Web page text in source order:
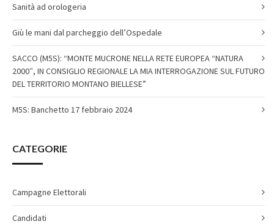
Sanità ad orologeria
Giù le mani dal parcheggio dell’Ospedale
SACCO (M5S): “MONTE MUCRONE NELLA RETE EUROPEA “NATURA
2000″, IN CONSIGLIO REGIONALE LA MIA INTERROGAZIONE SUL FUTURO
DEL TERRITORIO MONTANO BIELLESE”
M5S: Banchetto 17 febbraio 2024
CATEGORIE
Campagne Elettorali
Candidati